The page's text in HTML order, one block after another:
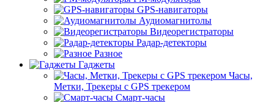
GPS-навигаторы
Аудиомагнитолы
Видеорегистраторы
Радар-детекторы
Разное
Гаджеты
Часы,
Метки, Трекеры с GPS трекером
Смарт-часы